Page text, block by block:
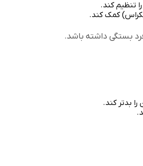
تنظیم کند.
کمک کند.
بستگی داشته باشد.
بدتر کند.